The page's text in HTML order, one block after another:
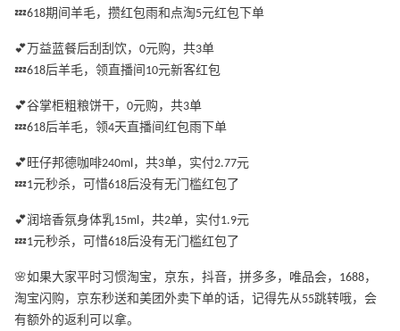
💤618期间羊毛，攒红包雨和点淘5元红包下单
💕万益蓝餐后刮刮饮，0元购，共3单
💤618后羊毛，领直播间10元新客红包
💕谷掌柜粗粮饼干，0元购，共3单
💤618后羊毛，领4天直播间红包雨下单
💕旺仔邦德咖啡240ml，共3单，实付2.77元
💤1元秒杀，可惜618后没有无门槛红包了
💕润培香氛身体乳15ml，共2单，实付1.9元
💤1元秒杀，可惜618后没有无门槛红包了
🌸如果大家平时习惯淘宝，京东，抖音，拼多多，唯品会，1688，
淘宝闪购，京东秒送和美团外卖下单的话，记得先从55跳转哦，会
有额外的返利可以拿。